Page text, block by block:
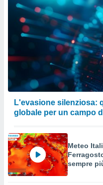
L'evasione silenziosa:
globale per un campo
Meteo
sempre